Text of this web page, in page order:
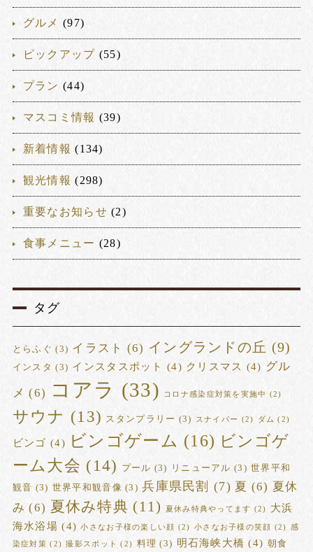
グルメ (97)
ピックアップ (55)
プラン (44)
マスコミ情報 (39)
新着情報 (134)
観光情報 (298)
重要なお知らせ (2)
食事メニュー (28)
タグ
とらふぐ (3) イラスト (6) イングランドの丘 (9)
インスタ (3) インスタスポット (4) クリスマス (4) グル
メ (6) コアラ (33) コロナ感染症対策を実施中 (2)
サウナ (13) スタンプラリー (3) スナイパー (2) ダム (2)
ビンゴ (4) ビンゴゲーム (16) ビンゴゲ
ーム大会 (14) プール (3) リニューアル (3) 世界平和
観音 (3) 世界平和観音像 (3) 兵庫県民割 (7) 夏 (6) 夏休
み (6) 夏休み特典 (11) 夏休み特典やってます (2)
大浜
海水浴場 (4) 小さなお子様の楽しい顔 (2) 小さなお子様の笑顔 (2) 感
染症対策 (2) 撮影スポット (2) 料理 (3) 明石海峡大橋 (4) 朝食